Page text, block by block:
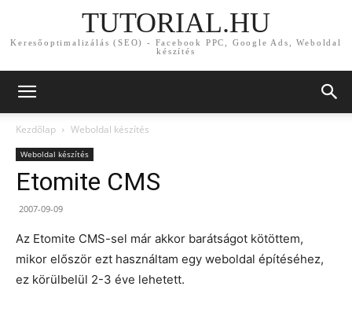
TUTORIAL.HU
Keresőoptimalizálás (SEO) - Facebook PPC, Google Ads, Weboldal
készítés
Kezdőlap Weboldal készítés
Weboldal készítés
Etomite CMS
2007-09-09
Az Etomite CMS-sel már akkor barátságot kötöttem,
mikor először ezt használtam egy weboldal építéséhez,
ez körülbelül 2-3 éve lehetett.